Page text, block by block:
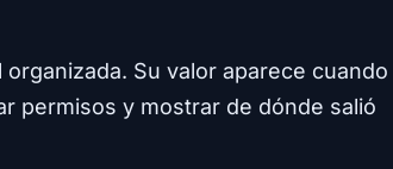
Su valor aparece cuando
permisos y mostrar de dónde salió